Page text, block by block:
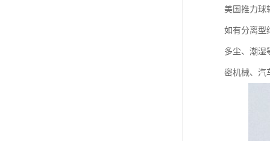
美国推力球
如有分离型
多尘、潮湿
密机械、汽